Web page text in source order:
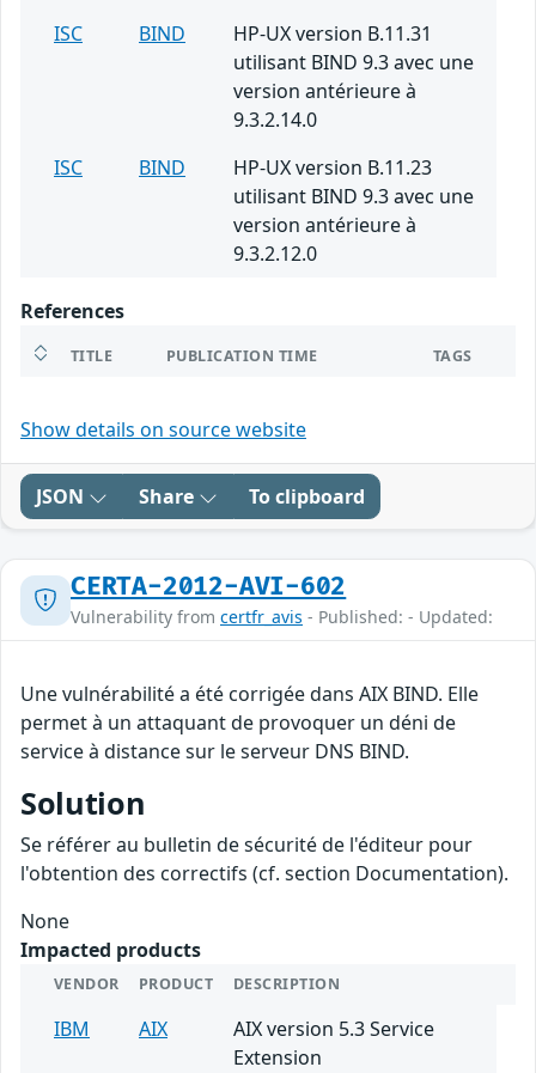
ISC BIND
HP-UX version B.11.31
utilisant BIND 9.3 avec une
version antérieure à
9.3.2.14.0
ISC
BIND
HP-UX version B.11.23
utilisant BIND 9.3 avec une
version antérieure à
9.3.2.12.0
References
TITLE PUBLICATION TIME TAGS
Show details on source website
JSON Share To clipboard
CERTA-2012-AVI-602
Vulnerability from certfr_avis - Published: - Updated:
Une vulnérabilité a été corrigée dans AIX BIND. Elle
permet à un attaquant de provoquer un déni de
service à distance sur le serveur DNS BIND.
Solution
Se référer au bulletin de sécurité de l'éditeur pour
l'obtention des correctifs (cf. section Documentation).
None
Impacted products
VENDOR PRODUCT DESCRIPTION
IBM AIX
AIX version 5.3 Service
Extension